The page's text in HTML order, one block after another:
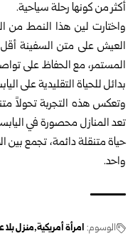
أكثر من كونها رحلة سياحية.
واختارت لين هذا النمط من
العيش على متن السفينة أقل
المستمر، مع الحفاظ على
بدائل للحياة التقليدية على
وتعكس هذه التجربة تحولاً
تعد المنازل محصورة في
حياة متنقلة دائمة، تجمع بين
واحد.
الوسوم: امرأة أمريكية منزل بلا